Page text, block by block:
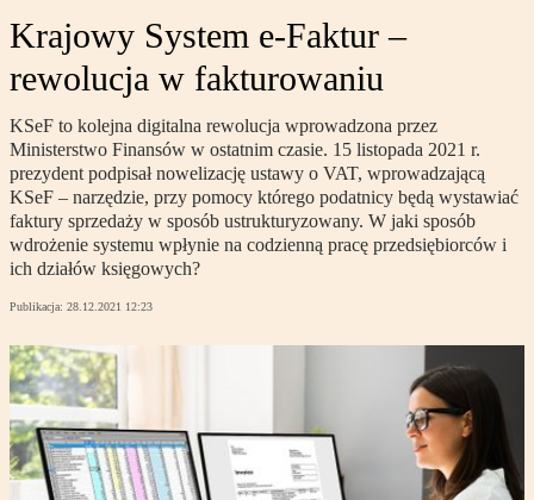
Krajowy System e-Faktur –
rewolucja w fakturowaniu
KSeF to kolejna digitalna rewolucja wprowadzona przez
Ministerstwo Finansów w ostatnim czasie. 15 listopada 2021 r.
prezydent podpisał nowelizację ustawy o VAT, wprowadzającą
KSeF – narzędzie, przy pomocy którego podatnicy będą wystawiać
faktury sprzedaży w sposób ustrukturyzowany. W jaki sposób
wdrożenie systemu wpłynie na codzienną pracę przedsiębiorców i
ich działów księgowych?
Publikacja: 28.12.2021 12:23